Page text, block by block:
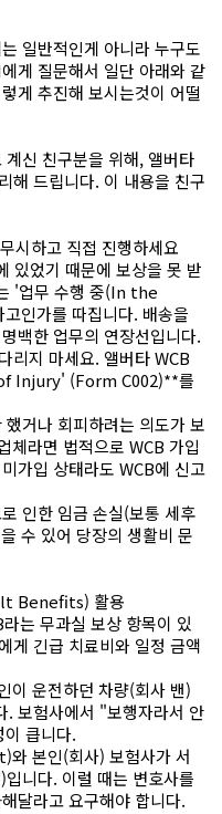
일반적인게 아니라 누구도
게 질문해서 일단 아래와 같
게 추진해 보시는것이 어떨
신 친구분을 위해, 앨버타
해 드립니다. 이 내용을 친구
시하고 직접 진행하세요
있었기 때문에 보상을 못 받
'업무 수행 중(In the
가를 따집니다. 배송을
백한 업무의 연장선입니다.
리지 마세요. 앨버타 WCB
Injury' (Form C002)**를
거나 회피하려는 의도가 보
라면 법적으로 WCB 가입
가입 상태라도 WCB에 신고
인한 임금 손실(보통 세후
수 있어 당장의 생활비 문
Benefits) 활용
는 무과실 보상 항목이 있
게 긴급 치료비와 일정 금액
이 운전하던 차량(회사 밴)
. 보험사에서 "보행자라서 안
큽니다.
본인(회사) 보험사가 서
니다. 이럴 때는 변호사를
달라고 요구해야 합니다.